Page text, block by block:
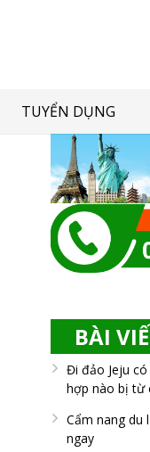
TUYỂN DỤNG
BÀI
Đi đảo Jeju
hợp nào bị từ
Cẩm nang du
ngay